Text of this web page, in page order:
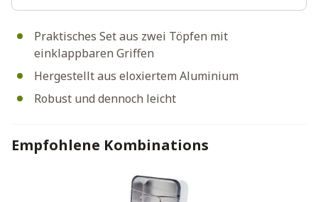
Praktisches Set aus zwei Töpfen mit
einklappbaren Griffen
Hergestellt aus eloxiertem Aluminium
Robust und dennoch leicht
Empfohlene Kombinations